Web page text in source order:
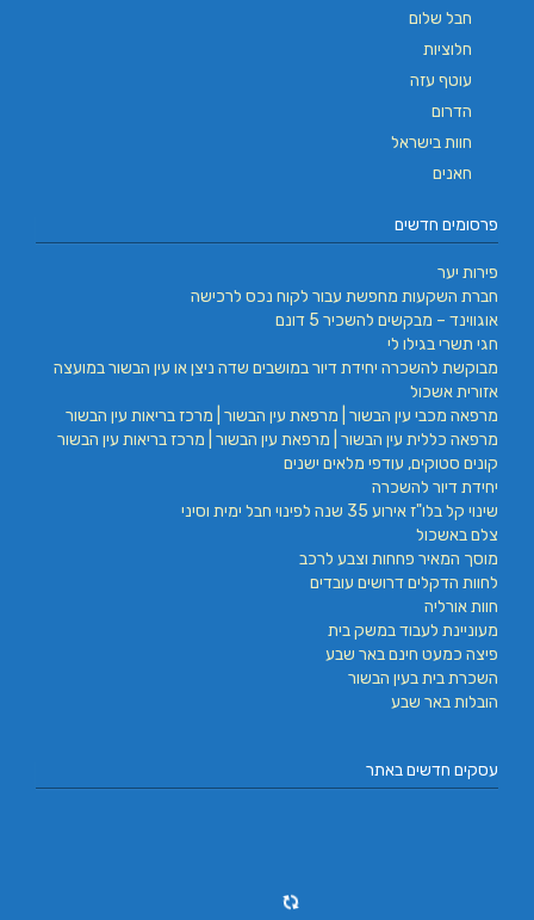
חבל שלום
חלוציות
עוטף עזה
הדרום
חוות בישראל
חאנים
פרסומים חדשים
פירות יער
חברת השקעות מחפשת עבור לקוח נכס לרכישה
אוגווינד – מבקשים להשכיר 5 דונם
חגי תשרי בגילו לי
מבוקשת להשכרה יחידת דיור במושבים שדה ניצן או עין הבשור במועצה
אזורית אשכול
מרפאה מכבי עין הבשור | מרפאת עין הבשור | מרכז בריאות עין הבשור
מרפאה כללית עין הבשור | מרפאת עין הבשור | מרכז בריאות עין הבשור
קונים סטוקים, עודפי מלאים ישנים
יחידת דיור להשכרה
שינוי קל בלו"ז אירוע 35 שנה לפינוי חבל ימית וסיני
צלם באשכול
מוסך המאיר פחחות וצבע לרכב
לחוות הדקלים דרושים עובדים
חוות אורליה
מעוניינת לעבוד במשק בית
פיצה כמעט חינם באר שבע
השכרת בית בעין הבשור
הובלות באר שבע
עסקים חדשים באתר